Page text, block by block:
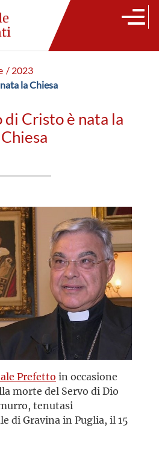
/ 2023
la Chiesa
di Cristo è nata la
Chiesa
Prefetto in occasione
morte del Servo di Dio
tenutasi
di Gravina in Puglia, il 15